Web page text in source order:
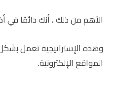
الأهم من ذلك ، أنك دائمًا في
وهذه الإستراتيجية تعمل
المواقع الإلكترونية.